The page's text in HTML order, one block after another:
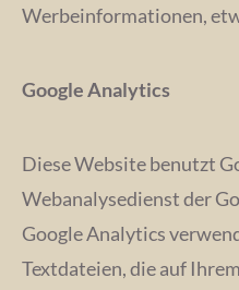
Werbeinformationen,
Google Analytics
Diese Website benutzt
Webanalysedienst der
Google Analytics
Textdateien, die auf